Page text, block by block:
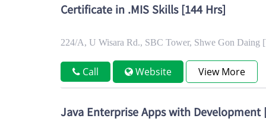
Certificate in .MIS Skills [144 Hrs]
224/A, U Wisara Rd., SBC Tower, Shwe Gon Daing
Call Website View More
Java Enterprise Apps with Development